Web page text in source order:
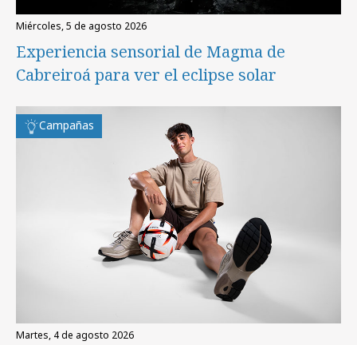
miércoles, 5 de agosto 2026
Experiencia sensorial de Magma de
Cabreiroá para ver el eclipse solar
Campañas
martes, 4 de agosto 2026